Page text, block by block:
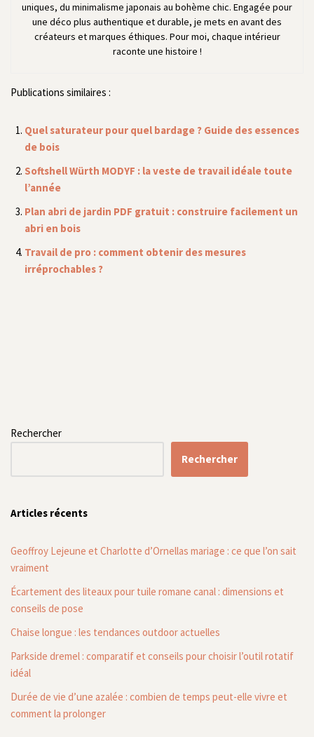
uniques, du minimalisme japonais au bohème chic. Engagée pour
une déco plus authentique et durable, je mets en avant des
créateurs et marques éthiques. Pour moi, chaque intérieur
raconte une histoire !
Publications similaires :
Quel saturateur pour quel bardage ? Guide des essences
de bois
Softshell Würth MODYF : la veste de travail idéale toute
l’année
Plan abri de jardin PDF gratuit : construire facilement un
abri en bois
Travail de pro : comment obtenir des mesures
irréprochables ?
Rechercher
Rechercher
Articles récents
Geoffroy Lejeune et Charlotte d’Ornellas mariage : ce que l’on sait
vraiment
Écartement des liteaux pour tuile romane canal : dimensions et
conseils de pose
Chaise longue : les tendances outdoor actuelles
Parkside dremel : comparatif et conseils pour choisir l’outil rotatif
idéal
Durée de vie d’une azalée : combien de temps peut-elle vivre et
comment la prolonger